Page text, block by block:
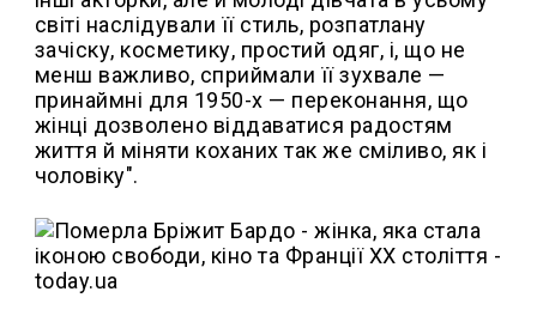
світі наслідували її стиль, розпатлану
зачіску, косметику, простий одяг, і, що не
менш важливо, сприймали її зухвале —
принаймні для 1950-х — переконання, що
жінці дозволено віддаватися радостям
життя й міняти коханих так же сміливо, як і
чоловіку".